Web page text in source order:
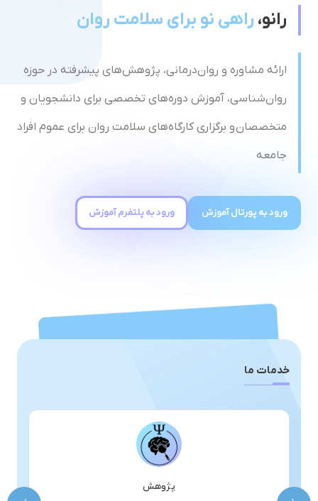
رانو، راهی نو برای سلامت روان
ارائه مشاوره و روان‌درمانی، پژوهش‌های پیشرفته در حوزه
روان‌شناسی، آموزش دوره‌های تخصصی برای دانشجویان و
متخصصان و برگزاری کارگاه‌های سلامت روان برای عموم افراد
جامعه
ورود به پورتال آموزش ورود به پلتفرم آموزش
خدمات ما
پژوهش